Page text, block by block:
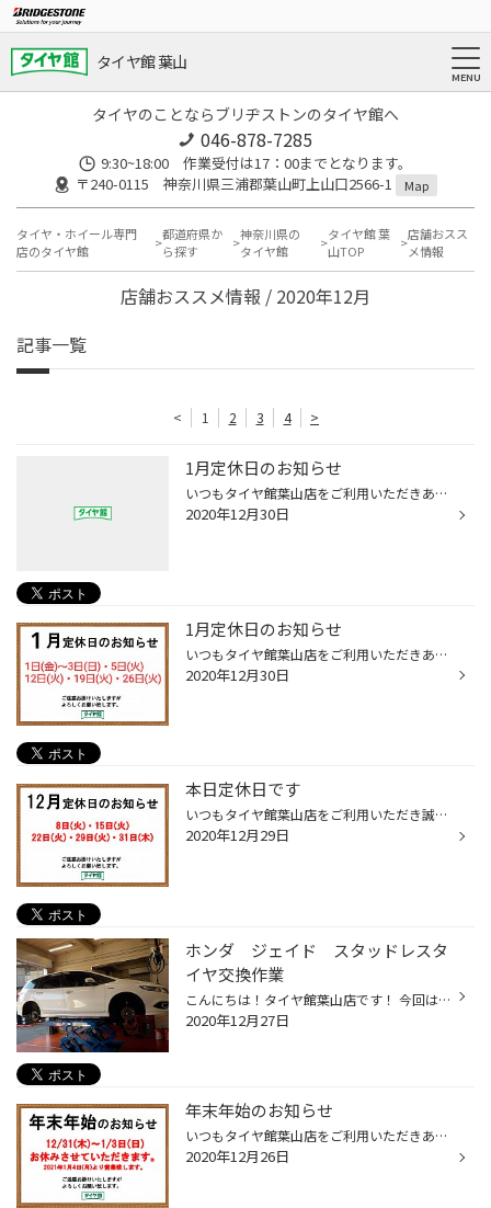
タイヤ館 葉山
タイヤのことならブリヂストンのタイヤ館へ
046-878-7285
9:30~18:00 作業受付は17：00までとなります。
〒240-0115 神奈川県三浦郡葉山町上山口2566-1
Map
タイヤ・ホイール専門
店のタイヤ館
都道府県か
ら探す
神奈川県の
タイヤ館
タイヤ館 葉
山TOP
店舗おスス
メ情報
店舗おススメ情報 / 2020年12月
記事一覧
< 1 2 3 4 >
1月定休日のお知らせ
いつもタイヤ館葉山店をご利用いただきありがとうございます。 2021年1月定休日のお知らせをさせていただきます。 1/1日(金)～3日(日)・5日(火) 12日(火)・19日(火)・26日(火) ご迷惑をお掛け致しますがよろしくお願い致します。
2020年12月30日
1月定休日のお知らせ
いつもタイヤ館葉山店をご利用いただきありがとうございます。 2021年1月定休日のお知らせをさせていただきます。 1/1日(金)～3日(日)・5日(火) 12日(火)・19日(火)・26日(火) ご迷惑をお掛け致しますがよろしくお願い致します。
2020年12月30日
本日定休日です
いつもタイヤ館葉山店をご利用いただき誠にありがとうございます。 本日定休日となっております。 ご迷惑お掛けいたしますがよろしくお願い致します。
2020年12月29日
ホンダ ジェイド スタッドレスタ
イヤ交換作業
こんにちは！タイヤ館葉山店です！ 今回はスタッドレスタイヤの交換作業を実施させていただきました お車：ホンダ ジェイド 交換前のタイヤがこちらです ↑ ○のところが交換目安の目印です！ 交換いただくタイヤがこちらです ↑↑ タイヤサイズ：205/60R16 タイヤパタン：VRX2 新品時の溝です ↑↑ しっ...
2020年12月27日
年末年始のお知らせ
いつもタイヤ館葉山店をご利用いただきありがとうございます。 2020年12月31日(木)～2021年1月3日(日) お休みさせていただきます。 ご迷惑をお掛け致しますがよろしくお願い致します。
2020年12月26日